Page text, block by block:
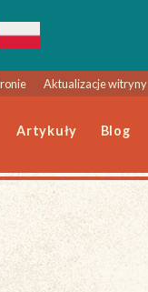
Aktualizacje witryny
Artykuły Blog